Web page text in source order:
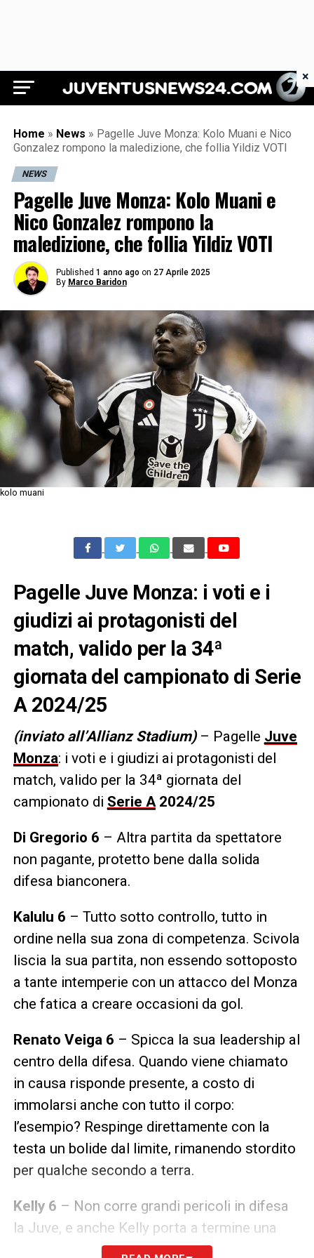
Juventus News 24
Home » News » Pagelle Juve Monza: Kolo Muani e Nico
Gonzalez rompono la maledizione, che follia Yildiz VOTI
NEWS
Pagelle Juve Monza: Kolo Muani e
Nico Gonzalez rompono la
maledizione, che follia Yildiz VOTI
Published 1 anno ago on 27 Aprile 2025
By Marco Baridon
kolo muani
Pagelle Juve Monza: i voti e i
giudizi ai protagonisti del
match, valido per la 34ª
giornata del campionato di Serie
A 2024/25
(inviato all’Allianz Stadium) – Pagelle Juve
Monza: i voti e i giudizi ai protagonisti del
match, valido per la 34ª giornata del
campionato di Serie A2024/25
Di Gregorio 6 – Altra partita da spettatore
non pagante, protetto bene dalla solida
difesa bianconera.
Kalulu 6 – Tutto sotto controllo, tutto in
ordine nella sua zona di competenza. Scivola
liscia la sua partita, non essendo sottoposto
a tante intemperie con un attacco del Monza
che fatica a creare occasioni da gol.
Renato Veiga 6 – Spicca la sua leadership al
centro della difesa. Quando viene chiamato
in causa risponde presente, a costo di
immolarsi anche con tutto il corpo:
l’esempio? Respinge direttamente con la
testa un bolide dal limite, rimanendo stordito
per qualche secondo a terra.
Kelly 6 – Non corre grandi pericoli in difesa
la Juve, e anche Kelly porta a termine una
gara ‘tranquilla’. Respinge gli attacchi dal suo
×